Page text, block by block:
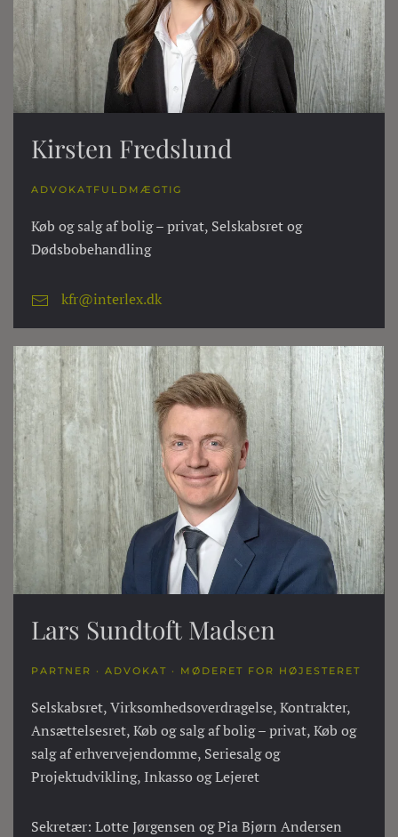
Kirsten Fredslund
ADVOKATFULDMÆGTIG
Køb og salg af bolig – privat, Selskabsret og
Dødsbobehandling
kfr@interlex.dk
Lars Sundtoft Madsen
PARTNER · ADVOKAT · MØDERET FOR HØJESTERET
Selskabsret, Virksomhedsoverdragelse, Kontrakter,
Ansættelsesret, Køb og salg af bolig – privat, Køb og
salg af erhvervejendomme, Seriesalg og
Projektudvikling, Inkasso og Lejeret
Sekretær: Lotte Jørgensen og Pia Bjørn Andersen